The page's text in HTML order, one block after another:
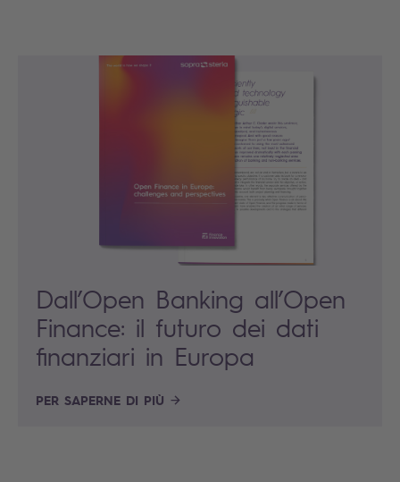
Dall’Open Banking all’Open
Finance: il futuro dei dati
finanziari in Europa
PER SAPERNE DI PIÙ